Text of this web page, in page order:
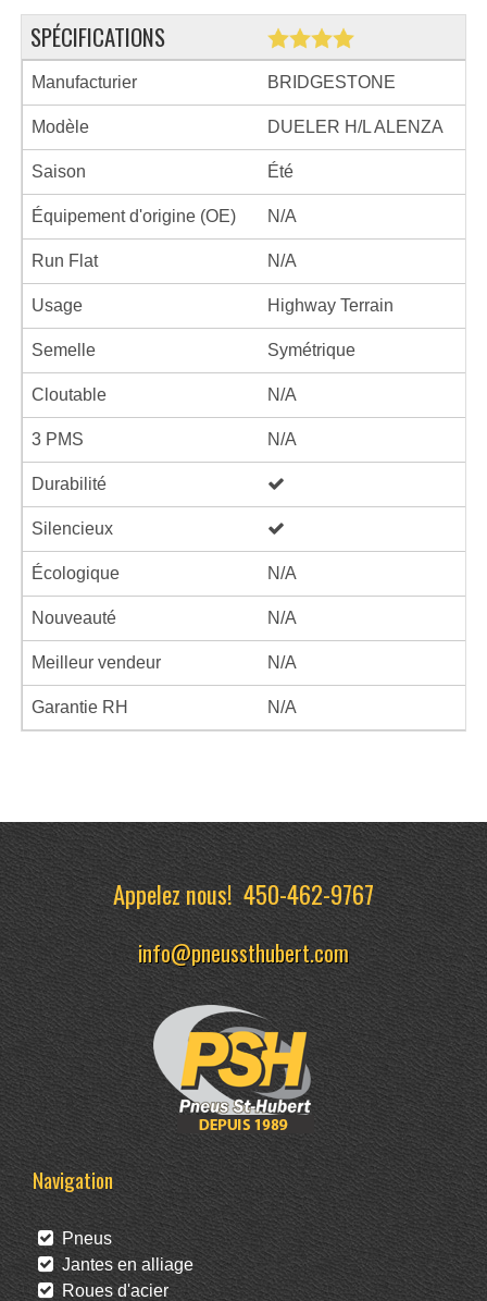
SPÉCIFICATIONS
Manufacturier BRIDGESTONE
Modèle DUELER H/L ALENZA
Saison Été
Équipement d'origine (OE) N/A
Run Flat N/A
Usage Highway Terrain
Semelle Symétrique
Cloutable N/A
3 PMS N/A
Durabilité
Silencieux
Écologique N/A
Nouveauté N/A
Meilleur vendeur N/A
Garantie RH N/A
Appelez nous!450-462-9767
info@pneussthubert.com
Navigation
Pneus
Jantes en alliage
Roues d'acier